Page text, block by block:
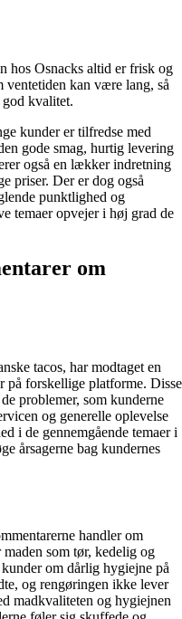
hos Osnacks altid er frisk og
ventetiden kan være lang, så
kvalitet.
kunder er tilfredse med
gode smag, hurtig levering
også en lækker indretning
priser. Der er dog også
punktlighed og
temaer opvejer i høj grad de
om
tacos, har modtaget en
på forskellige platforme. Disse
problemer, som kunderne
og generelle oplevelse
i de gennemgående temaer i
årsagerne bag kundernes
handler om
som tør, kedelig og
om dårlig hygiejne på
og rengøringen ikke lever
madkvaliteten og hygiejnen